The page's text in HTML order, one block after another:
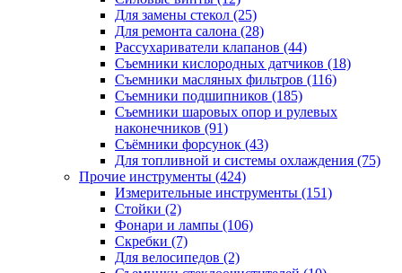
Для замены стекол (25)
Для ремонта салона (28)
Рассухариватели клапанов (44)
Съемники кислородных датчиков (18)
Съемники масляных фильтров (116)
Съемники подшипников (185)
Съемники шаровых опор и рулевых
наконечников (91)
Съёмники форсунок (43)
Для топливной и системы охлаждения (75)
Прочие инструменты (424)
Измерительные инструменты (151)
Стойки (2)
Фонари и лампы (106)
Скребки (7)
Для велосипедов (2)